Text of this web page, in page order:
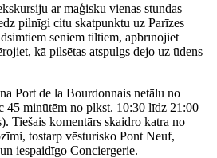
ar maģisku vienas stundas
pilnīgi citu skatpunktu uz Parīzes
seniem tiltiem, apbrīnojiet
kā pilsētas atspulgs dejo uz ūdens
Port de la Bourdonnais netālu no
45 minūtēm no plkst. 10:30 līdz 21:00
Tiešais komentārs skaidro katra no
tostarp vēsturisko Pont Neuf,
iespaidīgo Conciergerie.